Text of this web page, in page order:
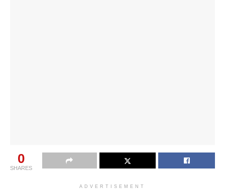
0
SHARES
ADVERTISEMENT